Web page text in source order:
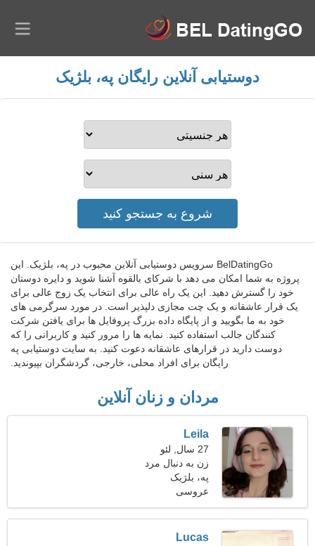
دوستیابی آنلاین رایگان په، بلژیک
BelDatingGo سرویس دوستیابی آنلاین محبوب در په، بلژیک. این
پروژه به شما امکان می دهد با شرکای بالقوه آشنا شوید و دایره دوستان
خود را گسترش دهید. این یک راه عالی برای انتخاب یک زوج عالی برای
یک قرار عاشقانه و یک چت مجازی دلپذیر است. در مورد سرگرمی های
خود به ما بگویید و از پایگاه داده بزرگ پروفایل ها برای یافتن شرکت
کنندگان جالب استفاده کنید. نمایه ها را مرور کنید و کاربرانی را که
دوست دارید در قرارهای عاشقانه دعوت کنید. به سایت دوستیابی په
رایگان برای افراد محلی، خارجی، گردشگران بپیوندید.
مردان و زنان آنلاین
Leila
27 سال, لئو
زن به دنبال مرد
په، بلژیک
عروسی
Lucas